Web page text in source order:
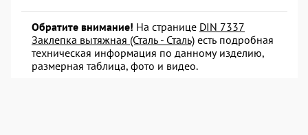
Обратите внимание! На странице DIN 7337
Заклепка вытяжная (Сталь - Сталь) есть подробная
техническая информация по данному изделию,
размерная таблица, фото и видео.